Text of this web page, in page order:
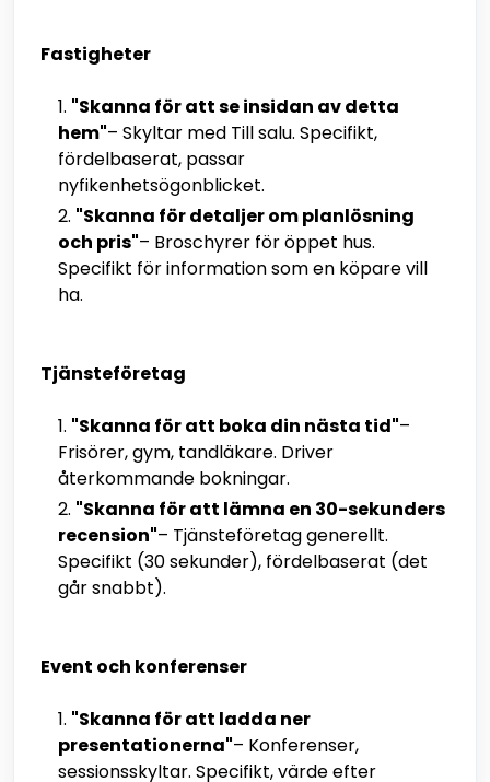
Fastigheter
"Skanna för att se insidan av detta
hem"– Skyltar med Till salu. Specifikt,
fördelbaserat, passar
nyfikenhetsögonblicket.
"Skanna för detaljer om planlösning
och pris"– Broschyrer för öppet hus.
Specifikt för information som en köpare vill
ha.
Tjänsteföretag
"Skanna för att boka din nästa tid"–
Frisörer, gym, tandläkare. Driver
återkommande bokningar.
"Skanna för att lämna en 30-sekunders
recension"– Tjänsteföretag generellt.
Specifikt (30 sekunder), fördelbaserat (det
går snabbt).
Event och konferenser
"Skanna för att ladda ner
presentationerna"– Konferenser,
sessionsskyltar. Specifikt, värde efter